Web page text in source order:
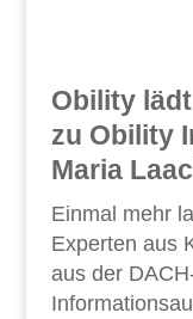
Obility
zu Obility
Maria
Einmal mehr
Experten aus
aus der